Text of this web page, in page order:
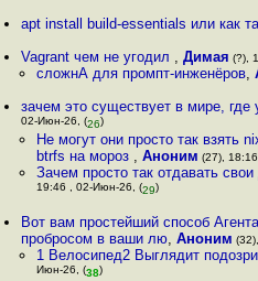
apt install build-essentials или как
Vagrant чем не угодил ,Димая (?),
сложнА для промпт-инженёров,
зачем это существует в мире, где
02-Июн-26, (26)
Не могут они просто так взять
btrfs на мороз , Аноним (27),
Зачем просто так отдавать свои
19:46 , 02-Июн-26, (29)
Вот вам простейший способ
пробросом в ваши лю,Аноним
1 Велосипед2 Выглядит
Июн-26, (38)